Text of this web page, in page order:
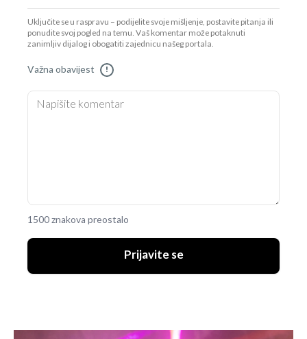
Uključite se u raspravu – podijelite svoje mišljenje, postavite pitanja ili
ponudite svoj pogled na temu. Vaš komentar može potaknuti
zanimljiv dijalog i obogatiti zajednicu našeg portala.
Važna obavijest !
1500 znakova preostalo
Prijavite se